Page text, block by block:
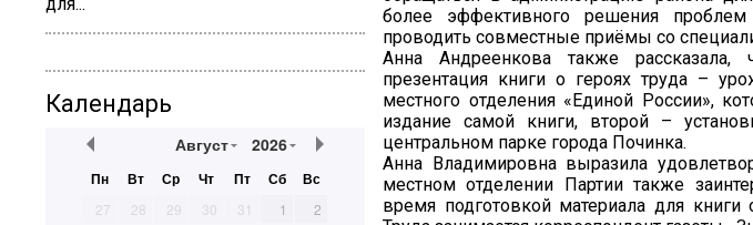
Календарь
Август 2026
Пн Вт Ср Чт Пт Сб Вс
27 28 29 30 31 1
2
более эффективного решения
проводить совместные приёмы со
Анна Андреенкова также
презентация книги о героях труда –
местного отделения «Единой России»,
издание самой книги, второй –
центральном парке города Починка.
Анна Владимировна выразила
местном отделении Партии также
время подготовкой материала для книги